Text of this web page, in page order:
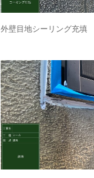
外壁目地シーリング充填